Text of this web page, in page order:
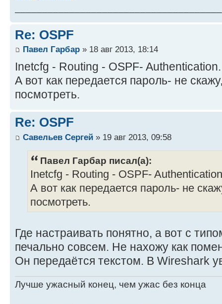
Re: OSPF
Павел Гарбар » 18 авг 2013, 18:14
Inetcfg - Routing - OSPF- Authentication.
А вот как передается пароль- не
посмотреть.
Re: OSPF
Савельев Сергей » 19 авг 2013, 09:58
Павел Гарбар писал(а):
Inetcfg - Routing - OSPF-
А вот как передается пароль- не
посмотреть.
Где настраивать понятно, а вот с
печально совсем. Не нахожу как
Он передаётся текстом. В Wireshark
Лучше ужасный конец, чем ужас без конца